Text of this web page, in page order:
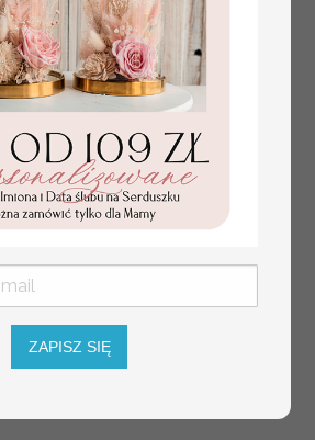
Na
15.00 / 12.2 PLN
ZAPISZ SIĘ